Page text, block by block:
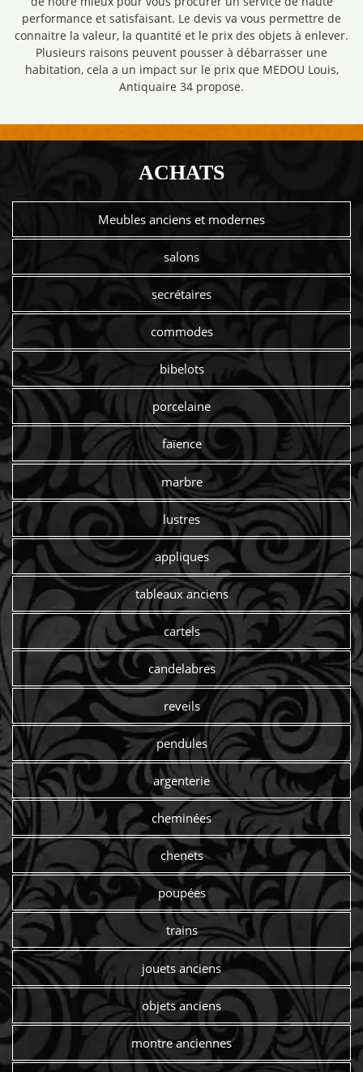
performance et satisfaisant. Le devis va vous permettre de
connaitre la valeur, la quantité et le prix des objets à enlever.
Plusieurs raisons peuvent pousser à débarrasser une
habitation, cela a un impact sur le prix que MEDOU Louis,
Antiquaire 34 propose.
ACHATS
Meubles anciens et modernes
salons
secrétaires
commodes
bibelots
porcelaine
faïence
marbre
lustres
appliques
tableaux anciens
cartels
candelabres
reveils
pendules
argenterie
cheminées
chenets
poupées
trains
jouets anciens
objets anciens
montre anciennes